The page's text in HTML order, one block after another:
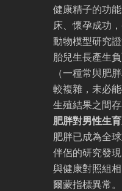
健康精子的功
床、懷孕成功
動物模型研究
胎兒生長產生
（一種常與肥
較複雜，未必
生殖結果之間存
肥胖對男性生
肥胖已成為全
伴侶的研究發
與健康對照組
爾蒙指標異常